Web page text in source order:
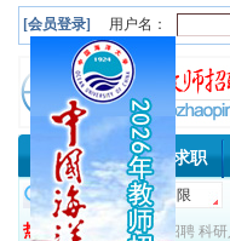
[会员登录] 用户名：
首 页 个人求职
搜索：
热门搜索： 高校教师招聘 科